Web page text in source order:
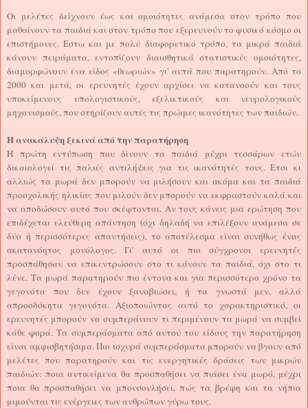
Οι μελέτες δείχνουν έως και ομοιότητες ανάμεσα στον τρόπο που
μαθαίνουν τα παιδιά και στον τρόπο που εξερευνούν το φυσικό κόσμο οι
επιστήμονες. Εστω και με πολύ διαφορετικό τρόπο, τα μικρά παιδιά
κάνουν πειράματα, εντοπίζουν διαισθητικά στατιστικές ομοιότητες,
διαμορφώνουν ένα είδος «θεωριών» γι' αυτά που παρατηρούν. Από το
2000 και μετά, οι ερευνητές έχουν αρχίσει να κατανοούν και τους
υποκείμενους υπολογιστικούς, εξελικτικούς και νευρολογικούς
μηχανισμούς, που στηρίζουν αυτές τις πρώιμες ικανότητες των παιδιών.
Η ανακάλυψη ξεκινά από την παρατήρηση
Η πρώτη εντύπωση που δίνουν τα παιδιά μέχρι τεσσάρων ετών
δικαιολογεί τις παλιές αντιλήψεις για τις ικανότητές τους. Ετσι κι
αλλιώς τα μωρά δεν μπορούν να μιλήσουν και ακόμα και τα παιδιά
προσχολικής ηλικίας που μιλούν δεν μπορούν να εκφραστούν καλά και
να αποδώσουν αυτό που σκέφτονται. Αν τους κάνεις μια ερώτηση που
επιδέχεται ελεύθερη απάντηση (όχι δηλαδή να επιλέξουν ανάμεσα σε
δύο ή περισσότερες απαντήσεις), το αποτέλεσμα είναι συνήθως ένας
ακατανόητος μονόλογος. Γι' αυτό οι πιο σύγχρονοι ερευνητές
προσπάθησαν να επικεντρώσουν στο τι κάνουν τα παιδιά, όχι στο τι
λένε. Τα μωρά παρατηρούν πιο έντονα και για περισσότερο χρόνο τα
γεγονότα που δεν έχουν ξαναβιώσει, ή τα γνωστά μεν, αλλά
απροσδόκητα γεγονότα. Αξιοποιώντας αυτό το χαρακτηριστικό, οι
ερευνητές μπορούν να συμπεράνουν τι περιμένουν τα μωρά να συμβεί
κάθε φορά. Τα συμπεράσματα από αυτού του είδους την παρατήρηση
είναι αμφισβητήσιμα. Πιο ισχυρά συμπεράσματα μπορούν να βγουν από
μελέτες που παρατηρούν και τις ενεργητικές δράσεις των μικρών
παιδιών: ποια αντικείμενα θα προσπαθήσει να πιάσει ένα μωρό, μέχρι
ποια θα προσπαθήσει να μπουσουλήσει, πώς τα βρέφη και τα νήπια
μιμούνται τις ενέργειες των ανθρώπων γύρω τους.